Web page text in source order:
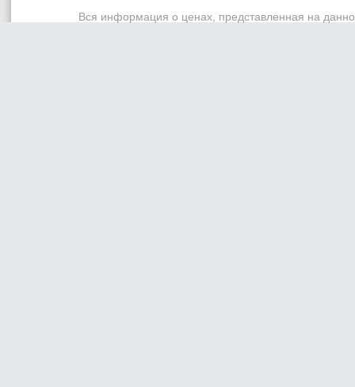
Вся информация о ценах, представленная на